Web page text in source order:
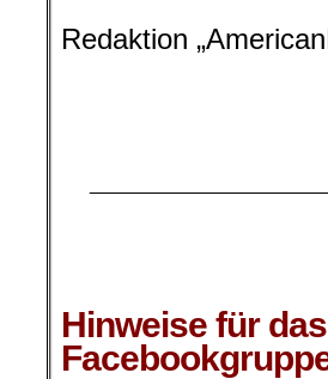
Redaktion
Hinweise für